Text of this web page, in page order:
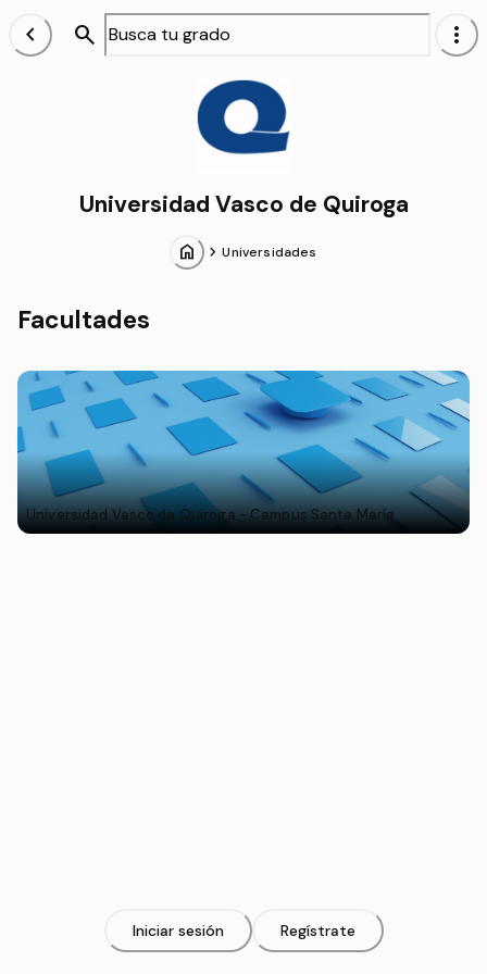
chevron_left search more_vert
Universidad Vasco de Quiroga
home chevron_forwardUniversidades
Facultades
Universidad Vasco de Quiroga - Campus Santa María
Iniciar sesión Regístrate